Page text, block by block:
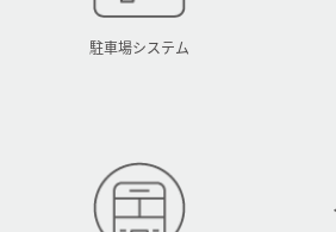
駐車場システム